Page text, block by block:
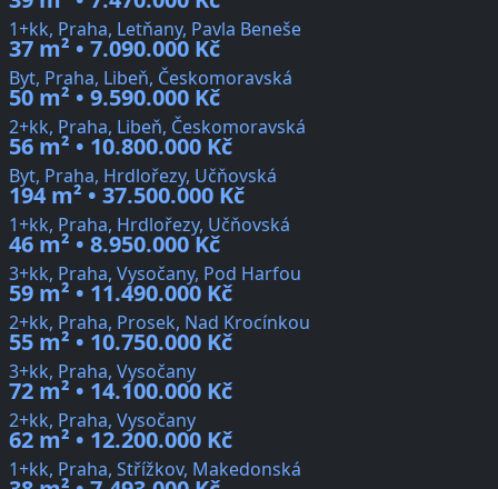
1+kk, Praha, Letňany, Pavla Beneše
37 m² • 7.090.000 Kč
Byt, Praha, Libeň, Českomoravská
50 m² • 9.590.000 Kč
2+kk, Praha, Libeň, Českomoravská
56 m² • 10.800.000 Kč
Byt, Praha, Hrdlořezy, Učňovská
194 m² • 37.500.000 Kč
1+kk, Praha, Hrdlořezy, Učňovská
46 m² • 8.950.000 Kč
3+kk, Praha, Vysočany, Pod Harfou
59 m² • 11.490.000 Kč
2+kk, Praha, Prosek, Nad Krocínkou
55 m² • 10.750.000 Kč
3+kk, Praha, Vysočany
72 m² • 14.100.000 Kč
2+kk, Praha, Vysočany
62 m² • 12.200.000 Kč
1+kk, Praha, Střížkov, Makedonská